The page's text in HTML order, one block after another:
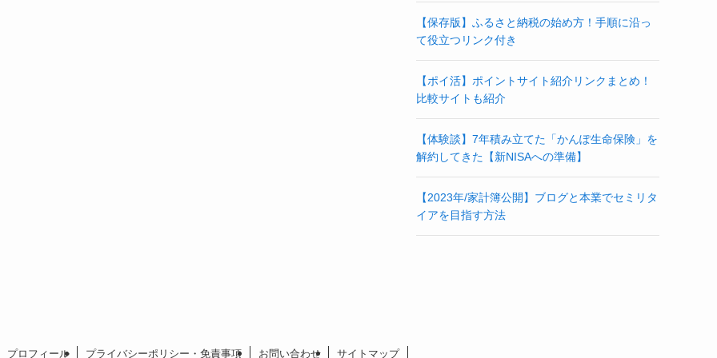
【保存版】ふるさと納税の始め方！手順に沿っ
て役立つリンク付き
【ポイ活】ポイントサイト紹介リンクまとめ！
比較サイトも紹介
【体験談】7年積み立てた「かんぽ生命保険」を
解約してきた【新NISAへの準備】
【2023年/家計簿公開】ブログと本業でセミリタ
イアを目指す方法
プロフィール プライバシーポリシー・免責事項 お問い合わせ サイトマップ